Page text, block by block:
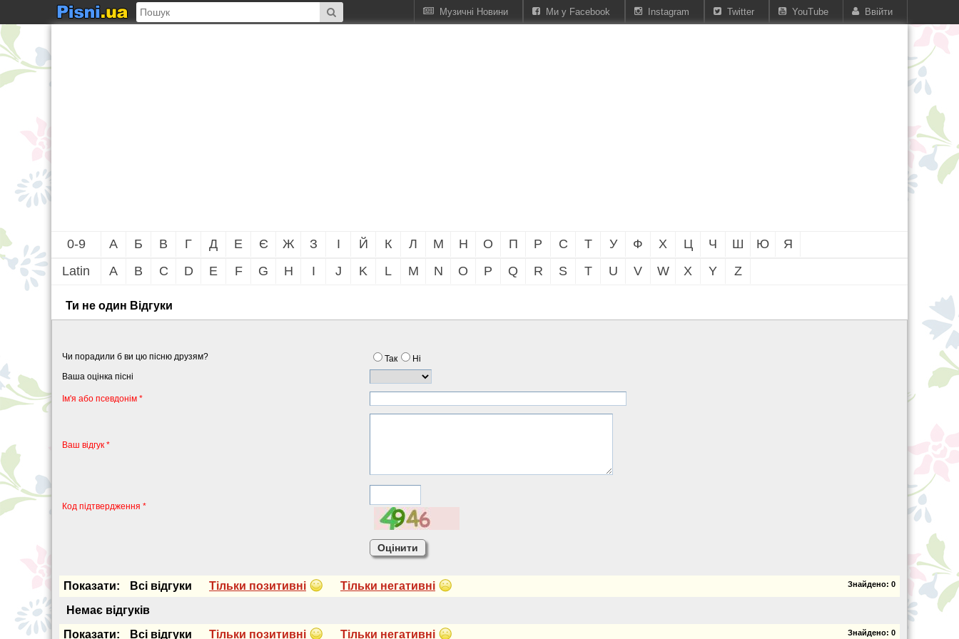
Ввійти
YouTube
Twitter
Instagram
Ми у Facebook
Музичні Новини
0-9 А Б В Г Д Е Є Ж З І Й К Л М Н О П Р С Т У Ф Х Ц Ч Ш Ю
Я
Latin
A B C D E F G H I J K L M N O P Q R S T U V W X Y Z
Ти не один Вiдгуки
Чи порадили б ви цю пісню друзям? Так
Нi
Ваша оцінка пісні
Iм'я або псевдонiм *
Ваш відгук *
Код підтвердження *
Знайдено: 0
Показати: Всi вiдгуки Тiльки позитивнi
Тiльки негативнi
Немає вiдгукiв
Знайдено: 0
Показати: Всi вiдгуки Тiльки позитивнi Тiльки негативнi